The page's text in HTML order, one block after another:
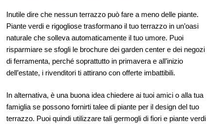
Inutile dire che nessun terrazzo può fare a meno delle piante.
Piante verdi e rigogliose trasformano il tuo terrazzo in un’oasi
naturale che solleva automaticamente il tuo umore. Puoi
risparmiare se sfogli le brochure dei garden center e dei negozi
di ferramenta, perché soprattutto in primavera e all’inizio
dell’estate, i rivenditori ti attirano con offerte imbattibili.
In alternativa, è una buona idea chiedere ai tuoi amici o alla tua
famiglia se possono fornirti talee di piante per il design del tuo
terrazzo. Puoi quindi utilizzare tali germogli di fiori e piante verdi